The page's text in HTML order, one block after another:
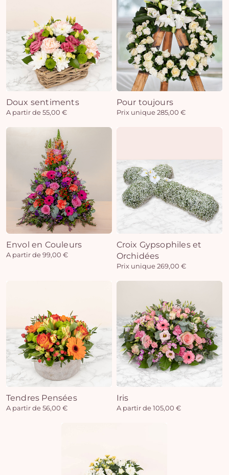
Doux sentiments
A partir de 55,00 €
Pour toujours
Prix unique 285,00 €
Envol en Couleurs
A partir de 99,00 €
Croix Gypsophiles et
Orchidées
Prix unique 269,00 €
Tendres Pensées
A partir de 56,00 €
Iris
A partir de 105,00 €